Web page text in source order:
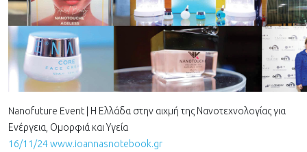
Nanofuture Event | Η Ελλάδα στην αιχμή της Νανοτεχνολογίας για
Ενέργεια, Ομορφιά και Υγεία
16/11/24 www.ioannasnotebook.gr